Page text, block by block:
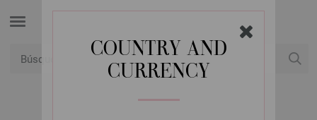
COUNTRY AND
CURRENCY